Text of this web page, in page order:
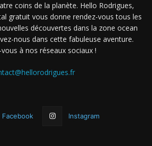
coins de la planète. Hello Rodrigues,
gratuit vous donne rendez-vous tous les
découvertes dans la zone ocean
nous dans cette fabuleuse aventure.
à nos réseaux sociaux !
Facebook Instagram